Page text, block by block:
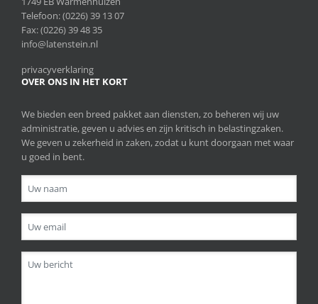
Telefoon:(0226) 39 13 07
Fax: (0226) 39 48 35
info@latenstein.nl
privacyverklaring
OVER ONS IN HET KORT
We bieden een breed pakket aan diensten, zo beheren wij uw
administratie, geven u advies en zijn kritisch in belastingzaken.
We geven u zekerheid in zaken, zodat u kunt doorgaan met waar
u goed in bent.